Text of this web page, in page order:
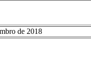
de 2018